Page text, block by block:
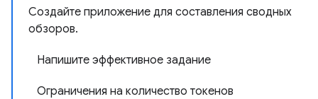
Создайте приложение для составления сводных
обзоров.
Напишите эффективное задание
Ограничения на количество токенов